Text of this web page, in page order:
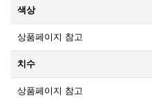
색상
상품페이지 참고
치수
상품페이지 참고